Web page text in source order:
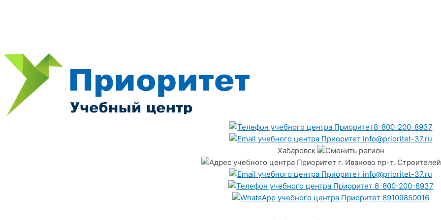
8-800-200-8937
info@prioritet-37.ru
Хабаровск
г. Иваново пр-т.
info@prioritet-37.ru
8-800-200-8937
89109850016